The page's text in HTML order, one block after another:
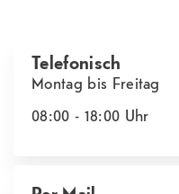
Telefonisch
Montag bis Freitag
08:00 - 18:00 Uhr